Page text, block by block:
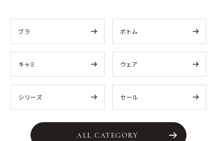
ブラ ボトム
キャミ ウェア
シリーズ セール
ALL CATEGORY